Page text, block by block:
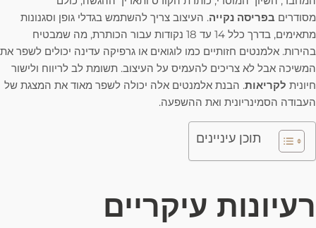
מסודרים בפריסה נקייה. העיצוב צריך להשתמש בגדלי גופן וסגנונות
מתאימים, בדרך כלל 14 עד 18 נקודות עבור הכותרת, מה שמבטיח
בהירות. אלמנטים חזותיים כמו לוגואים או גרפיקה עדינה יכולים לשפר את
המשיכה אבל לא צריכים להעמיס על העיצוב. תשומת לב לריווח ולישור
חיונית לקריאות. הבנת אלמנטים אלה יכולה לשפר מאוד את המצגת של
העבודה הסמינריונית ואת ההשפעה.
תוכן עיניינים
רעיונות עיקריים